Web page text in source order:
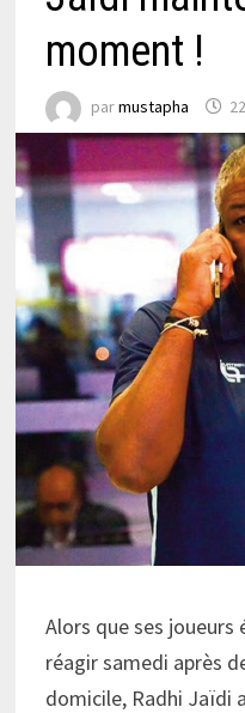
moment !
parmustapha
Alors que ses
réagir samedi après
domicile, Radhi Jaïdi